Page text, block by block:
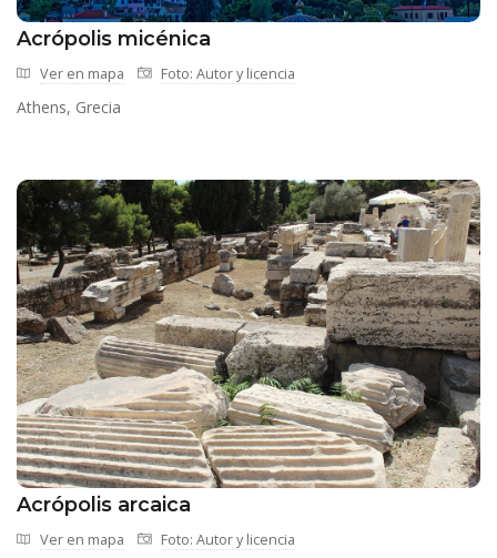
Acrópolis micénica
Ver en mapa Foto: Autor y licencia
Athens, Grecia
Acrópolis arcaica
Ver en mapa Foto: Autor y licencia